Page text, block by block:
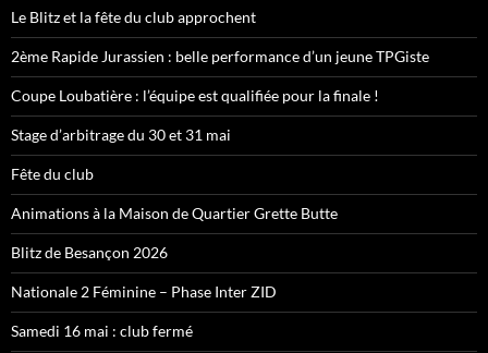
Le Blitz et la fête du club approchent
2ème Rapide Jurassien : belle performance d’un jeune TPGiste
Coupe Loubatière : l’équipe est qualifiée pour la finale !
Stage d’arbitrage du 30 et 31 mai
Fête du club
Animations à la Maison de Quartier Grette Butte
Blitz de Besançon 2026
Nationale 2 Féminine – Phase Inter ZID
Samedi 16 mai : club fermé